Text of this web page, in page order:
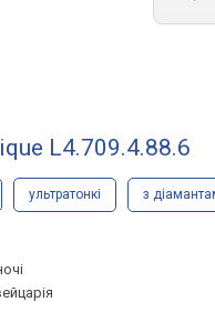
L4.709.4.88.6
ультратонкі з